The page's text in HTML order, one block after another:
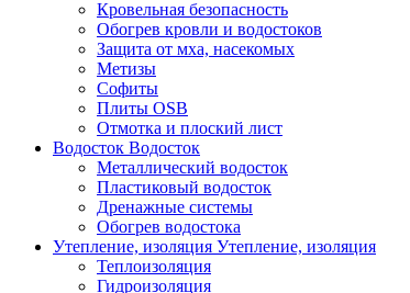
Кровельная безопасность
Обогрев кровли и водостоков
Защита от мха, насекомых
Метизы
Софиты
Плиты OSB
Отмотка и плоский лист
Водосток Водосток
Металлический водосток
Пластиковый водосток
Дренажные системы
Обогрев водостока
Утепление, изоляция Утепление, изоляция
Теплоизоляция
Гидроизоляция